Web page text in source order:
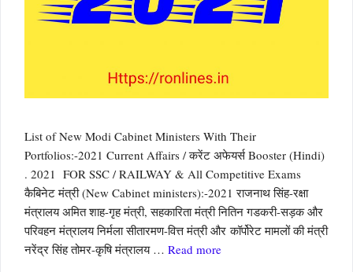
List of New Modi Cabinet Ministers With Their
Portfolios:-2021 Current Affairs / करेंट अफेयर्स Booster (Hindi)
. 2021 FOR SSC / RAILWAY & All Competitive Exams
कैबिनेट मंत्री (New Cabinet ministers):-2021 राजनाथ सिंह-रक्षा
मंत्रालय अमित शाह-गृह मंत्री, सहकारिता मंत्री नितिन गडकरी-सड़क और
परिवहन मंत्रालय निर्मला सीतारमण-वित्त मंत्री और कॉर्पोरेट मामलों की मंत्री
नरेंद्र सिंह तोमर-कृषि मंत्रालय … Read more